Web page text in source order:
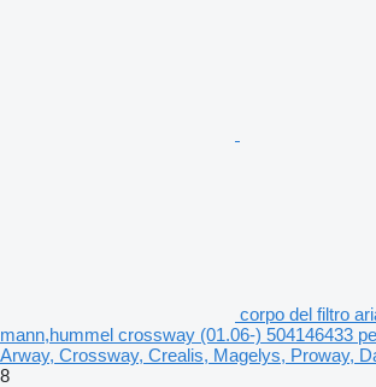
corpo del filtro
mann,hummel crossway (01.06-) 504146433
Arway, Crossway, Crealis, Magelys, Proway,
8